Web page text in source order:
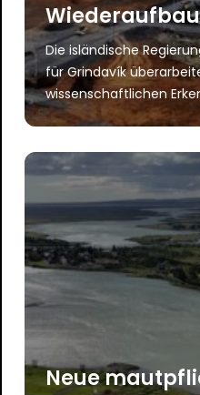
Wiederaufbau
Die isländische
für Grindavík
wissenschaftlichen
Neue